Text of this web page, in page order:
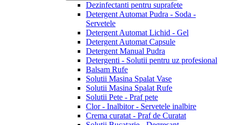
Dezinfectanti pentru suprafete
Detergent Automat Pudra - Soda -
Servetele
Detergent Automat Lichid - Gel
Detergent Automat Capsule
Detergent Manual Pudra
Detergenti - Solutii pentru uz profesional
Balsam Rufe
Solutii Masina Spalat Vase
Solutii Masina Spalat Rufe
Solutii Pete - Praf pete
Clor - Inalbitor - Servetele inalbire
Crema curatat - Praf de Curatat